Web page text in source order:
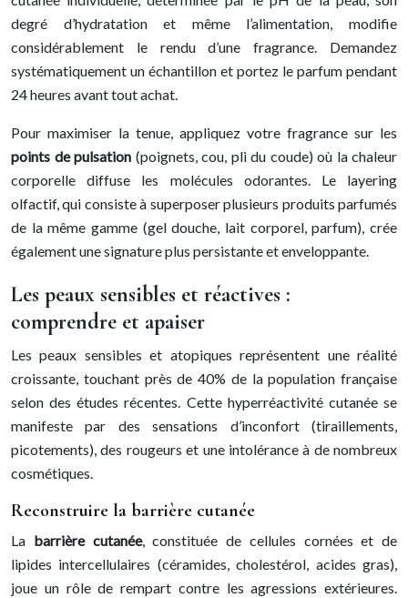
degré d’hydratation et même l’alimentation, modifie
considérablement le rendu d’une fragrance. Demandez
systématiquement un échantillon et portez le parfum pendant
24 heures avant tout achat.
Pour maximiser la tenue, appliquez votre fragrance sur les
points de pulsation (poignets, cou, pli du coude) où la chaleur
corporelle diffuse les molécules odorantes. Le layering
olfactif, qui consiste à superposer plusieurs produits parfumés
de la même gamme (gel douche, lait corporel, parfum), crée
également une signature plus persistante et enveloppante.
Les peaux sensibles et réactives :
comprendre et apaiser
Les peaux sensibles et atopiques représentent une réalité
croissante, touchant près de 40% de la population française
selon des études récentes. Cette hyperréactivité cutanée se
manifeste par des sensations d’inconfort (tiraillements,
picotements), des rougeurs et une intolérance à de nombreux
cosmétiques.
Reconstruire la barrière cutanée
La barrière cutanée, constituée de cellules cornées et de
lipides intercellulaires (céramides, cholestérol, acides gras),
joue un rôle de rempart contre les agressions extérieures.